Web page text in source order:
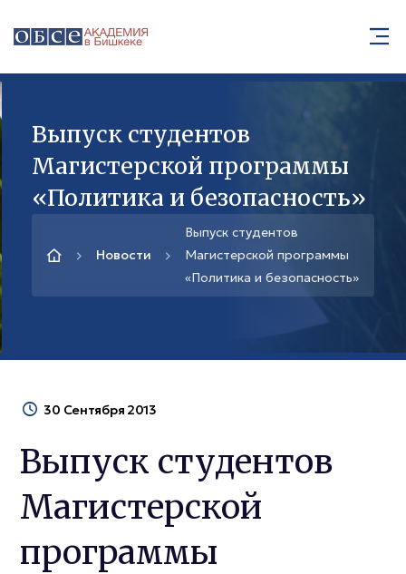
Выпуск студентов
Магистерской программы
«Политика и безопасность»
Новости
Выпуск студентов
Магистерской программы
«Политика и безопасность»
30 Сентября 2013
Выпуск студентов
Магистерской
программы